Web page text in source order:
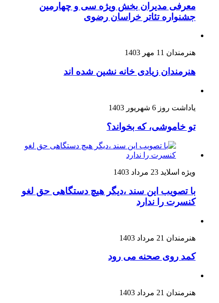
معرفی مدیران بخش ویژه سی و چهارمین
جشنواره تئاتر خراسان رضوی
هنرمندان 11 مهر 1403
هنرمندان زیادی خانه نشین شده اند
یاداشت روز 6 شهریور 1403
تو خاموشی، که بخواند؟
ویژه اسلاید 23 مرداد 1403
با تصویب این سند ،دیگر هیچ دستگاهی حق لغو
کنسرت را ندارد
هنرمندان 21 مرداد 1403
کمد روی صحنه می رود
هنرمندان 21 مرداد 1403